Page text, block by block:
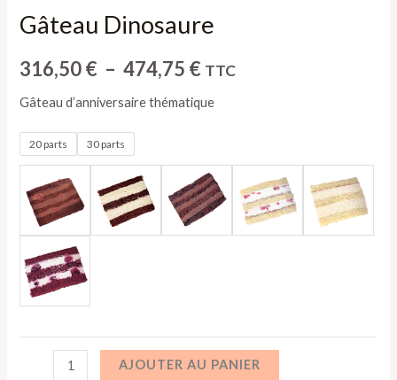
Gâteau Dinosaure
316,50€ – 474,75 € TTC
Gâteau d’anniversaire thématique
20 parts 30 parts
AJOUTER AU PANIER